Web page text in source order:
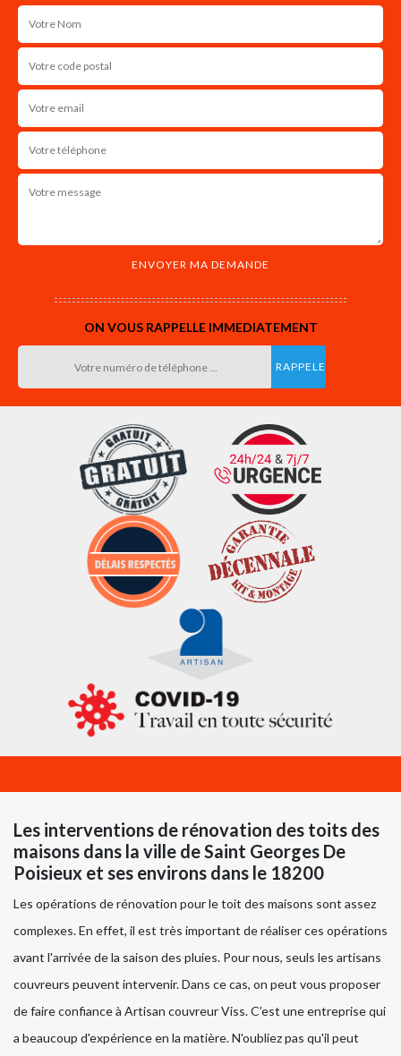
ON VOUS RAPPELLE IMMEDIATEMENT
Les interventions de rénovation des toits des
maisons dans la ville de Saint Georges De
Poisieux et ses environs dans le 18200
Les opérations de rénovation pour le toit des maisons sont assez
complexes. En effet, il est très important de réaliser ces opérations
avant l'arrivée de la saison des pluies. Pour nous, seuls les artisans
couvreurs peuvent intervenir. Dans ce cas, on peut vous proposer
de faire confiance à Artisan couvreur Viss. C'est une entreprise qui
a beaucoup d'expérience en la matière. N'oubliez pas qu'il peut